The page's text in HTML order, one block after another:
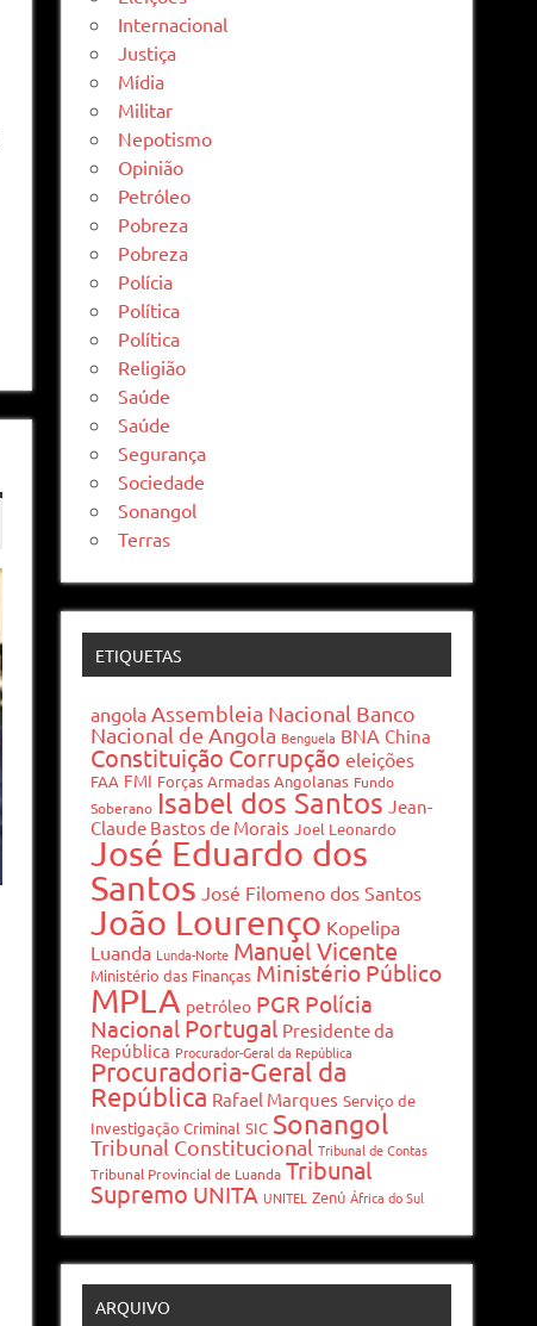
Internacional
Justiça
Mídia
Militar
Nepotismo
Opinião
Petróleo
Pobreza
Pobreza
Polícia
Política
Política
Religião
Saúde
Saúde
Segurança
Sociedade
Sonangol
Terras
ETIQUETAS
angola Assembleia Nacional Banco
Nacional de Angola Benguela BNA China
Constituição Corrupção eleições
FAA FMI Forças Armadas Angolanas Fundo
Soberano Isabel dos Santos Jean-
Claude Bastos de Morais Joel Leonardo
José Eduardo dos
Santos José Filomeno dos Santos
João Lourenço Kopelipa
Luanda Lunda-Norte Manuel Vicente
Ministério das Finanças Ministério Público
MPLA petróleo PGR Polícia
Nacional Portugal Presidente da
República Procurador-Geral da República
Procuradoria-Geral da
República Rafael Marques Serviço de
Investigação Criminal SIC Sonangol
Tribunal Constitucional Tribunal de Contas
Tribunal Provincial de Luanda Tribunal
Supremo UNITA UNITEL Zenú África do Sul
ARQUIVO